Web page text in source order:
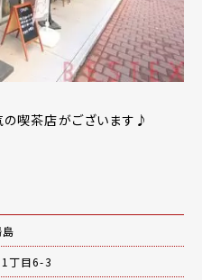
喫茶店がございます♪
島
丁目6-3